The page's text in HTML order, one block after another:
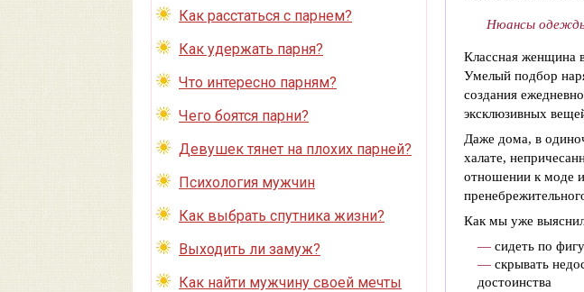
Нюансы
Классная женщина
Умелый подбор
создания
эксклюзивных
Даже дома, в
халате,
отношении к моде и
Как мы уже
— сидеть по
— скрывать
достоинства
Как расстаться с парнем?
Как удержать парня?
Что интересно парням?
Чего боятся парни?
Девушек тянет на плохих парней?
Психология мужчин
Как выбрать спутника жизни?
Выходить ли замуж?
Как найти мужчину своей мечты